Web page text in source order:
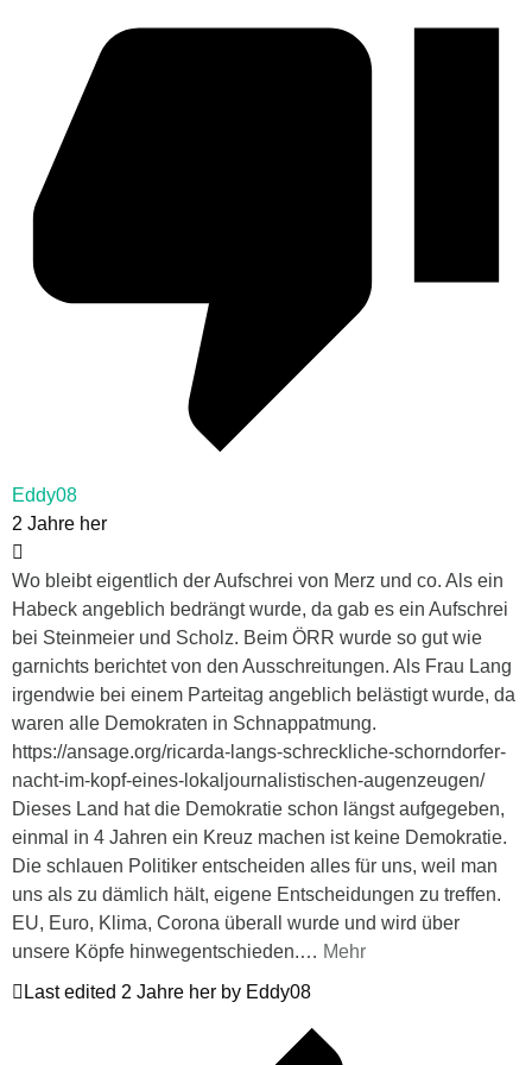
Eddy08
2 Jahre her
Wo bleibt eigentlich der Aufschrei von Merz und co. Als ein
Habeck angeblich bedrängt wurde, da gab es ein Aufschrei
bei Steinmeier und Scholz. Beim ÖRR wurde so gut wie
garnichts berichtet von den Ausschreitungen. Als Frau Lang
irgendwie bei einem Parteitag angeblich belästigt wurde, da
waren alle Demokraten in Schnappatmung.
https://ansage.org/ricarda-langs-schreckliche-schorndorfer-
nacht-im-kopf-eines-lokaljournalistischen-augenzeugen/
Dieses Land hat die Demokratie schon längst aufgegeben,
einmal in 4 Jahren ein Kreuz machen ist keine Demokratie.
Die schlauen Politiker entscheiden alles für uns, weil man
uns als zu dämlich hält, eigene Entscheidungen zu treffen.
EU, Euro, Klima, Corona überall wurde und wird über
unsere Köpfe hinwegentschieden.… Mehr
Last edited 2 Jahre her by Eddy08